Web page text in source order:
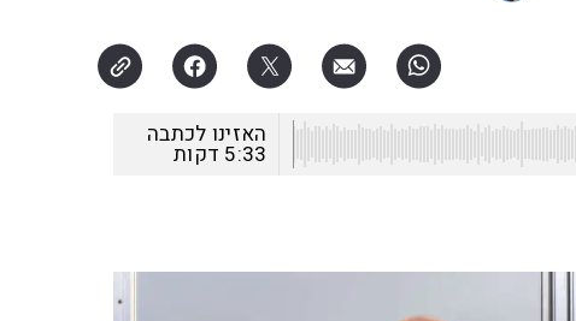
האזינו לכתבה
5:33 דקות